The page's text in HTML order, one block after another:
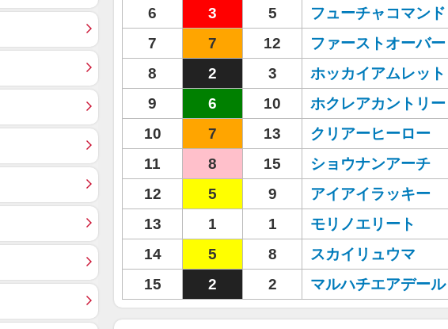
6
3 5 フューチャコマンド
7
7 12 ファーストオーバー
8
2 3 ホッカイアムレット
9
6 10 ホクレアカントリー
10
7 13 クリアーヒーロー
11
8 15 ショウナンアーチ
12
5 9 アイアイラッキー
13
1 1 モリノエリート
14
5 8 スカイリュウマ
15
2 2 マルハチエアデール